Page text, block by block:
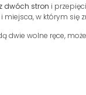
dwóch stron i
w którym się
dwie wolne ręce,